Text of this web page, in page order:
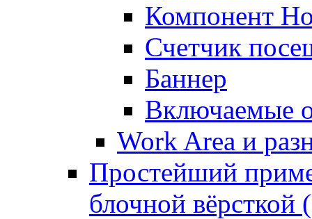
Компонент
Счетчик
Баннер
Включаемые
Work Area и
Простейший
блочной вёрсткой